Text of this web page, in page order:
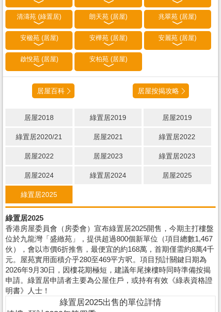
清濤苑 (綠置居) 朗天苑 (居屋) 兆翠苑 (居屋)
安楹苑 (居屋) 安樺苑 (居屋) 安麗苑 (居屋)
啟悅苑 (居屋) 安柏苑 (居屋)
居屋百科 居屋按揭攻略
居屋2018 綠置居2019 居屋2019
綠置居2020/21 居屋2021 綠置居2022
居屋2022 居屋2023 綠置居2023
居屋2024 綠置居2024 居屋2025
綠置居2025
綠置居2025
香港房屋委員會（房委會）宣布綠置居2025開售，今期主打樓盤
位於九龍灣「盛緻苑」，提供超過800個新單位（項目總數1,467
伙），會以市價6折推售，最便宜的約168萬，首期僅需約8萬4千
元。屋苑實用面積介乎280至469平方呎。項目預計關鍵日期為
2026年9月30日，因樓花期極短，建議年尾揀樓時同時準備按揭
申請。綠置居申請者主要為公屋住戶，或持有有效《綠表資格證
明書》人士！
綠置居2025出售的單位詳情